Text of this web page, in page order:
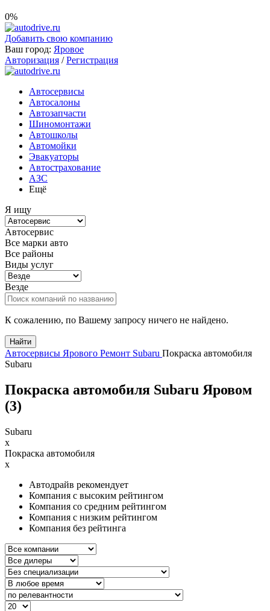
0%
Добавить свою компанию
Ваш город: Яровое
Авторизация / Регистрация
Автосервисы
Автосалоны
Автозапчасти
Шиномонтажи
Автошколы
Автомойки
Эвакуаторы
Автострахование
АЗС
Ещё
Я ищу
Автосервис
Все марки авто
Все районы
Виды услуг
Везде
К сожалению, по Вашему запросу ничего не найдено.
Найти
Автосервисы Ярового Ремонт Subaru Покраска автомобиля
Subaru
Покраска автомобиля Subaru Яровом
(3)
Subaru
x
Покраска автомобиля
x
Автодрайв рекомендует
Компания с высоким рейтингом
Компания со средним рейтингом
Компания с низким рейтингом
Компания без рейтинга